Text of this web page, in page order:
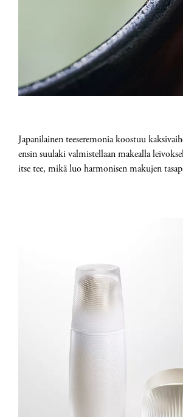
Japanilainen teeseremonia koostuu
ensin suulaki valmistellaan makealla
itse tee, mikä luo harmonisen makujen